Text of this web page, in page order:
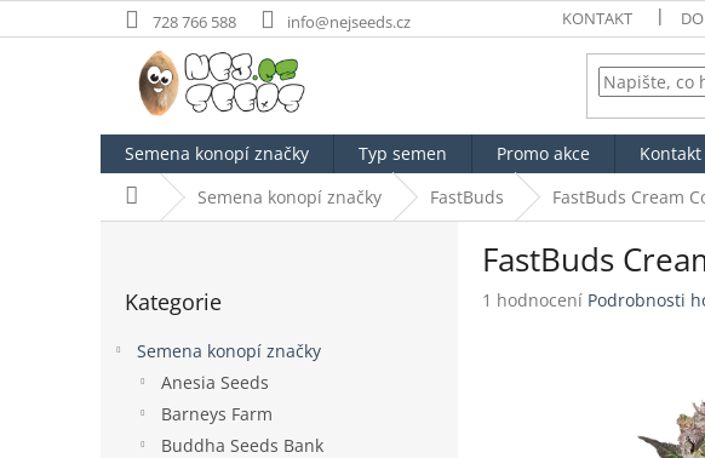
na
728 766 588 info@nejseeds.cz KONTAKT
Semena konopí značky Typ semen Promo akce Kontakt
Domů Semena konopí značky FastBuds FastBuds Cream
kategorie
Kategorie
Semena konopí značky
Anesia Seeds
Barneys Farm
Buddha Seeds Bank
FastBuds
Průměrné
1 hodnocení Podrobnosti